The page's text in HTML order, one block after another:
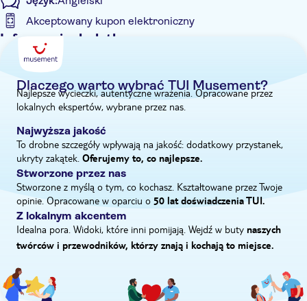
Instagramie. Ponadto na pokładzie będzie wokalista, który
zaśpiewa relaksujące, romantyczne utwory wtórujące
wspaniałym widokom. Romantyczna atmosfera będzie Ci
towarzyszyć w drodze powrotnej do portu dzięki dźwiękowi fal
delikatnie uderzających o kadłub i relaksującej muzyce. Miłym
dodatkiem będzie wino musujące.
Akceptowany kupon elektroniczny
Informacje dodatkowe
Wliczone są opłaty za wstęp
Wycieczka z przewodnikiem
Natychmiastowe potwierdzenie
Odbiór z hotelu
Dlaczego warto wybrać TUI Musement?
Najlepsze wycieczki, autentyczne wrażenia. Opracowane przez
lokalnych ekspertów, wybrane przez nas.
Najwyższa jakość
To drobne szczegóły wpływają na jakość: dodatkowy przystanek,
ukryty zakątek. Oferujemy to, co najlepsze.
Stworzone przez nas
Stworzone z myślą o tym, co kochasz. Kształtowane przez Twoje
opinie. Opracowane w oparciu o 50 lat doświadczenia TUI.
Z lokalnym akcentem
Idealna pora. Widoki, które inni pomijają. Wejdź w buty naszych
twórców i przewodników, którzy znają i kochają to miejsce.